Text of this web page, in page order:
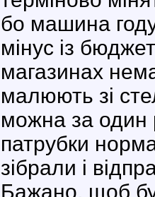
бо машина
мінус із
магазинах
малюють зі
можна за один
патрубки
зібрали і
Бажано, щоб